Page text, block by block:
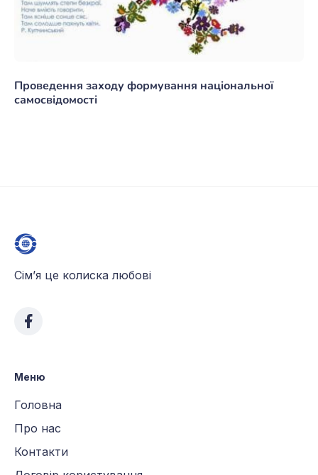
Проведення заходу формування національної
самосвідомості
Сім’я це колиска любові
Меню
Головна
Про нас
Контакти